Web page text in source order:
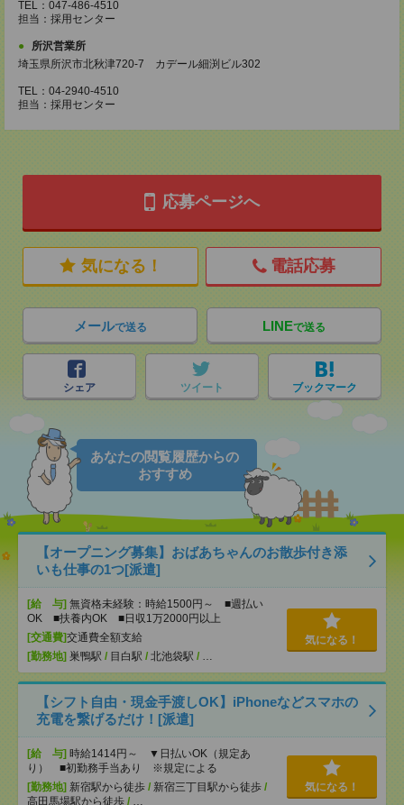
TEL：047-486-4510
担当：採用センター
所沢営業所
埼玉県所沢市北秋津720-7 カデール細渕ビル302
TEL：04-2940-4510
担当：採用センター
応募ページへ
気になる！ 電話応募
メールで送る LINEで送る
シェア ツイート ブックマーク
あなたの閲覧履歴からの
おすすめ
【オープニング募集】おばあちゃんのお散歩付き添
いも仕事の1つ[派遣]
[給 与] 無資格未経験：時給1500円～ ■週払い
OK ■扶養内OK ■日収1万2000円以上
[交通費]交通費全額支給
[勤務地] 巣鴨駅 / 目白駅 / 北池袋駅 / …
気になる！
【シフト自由・現金手渡しOK】iPhoneなどスマホの
充電を繋げるだけ！[派遣]
[給 与] 時給1414円～ ▼日払いOK（規定あ
り） ■初勤務手当あり ※規定による
[勤務地] 新宿駅から徒歩 / 新宿三丁目駅から徒歩 /
高田馬場駅から徒歩 / …
気になる！